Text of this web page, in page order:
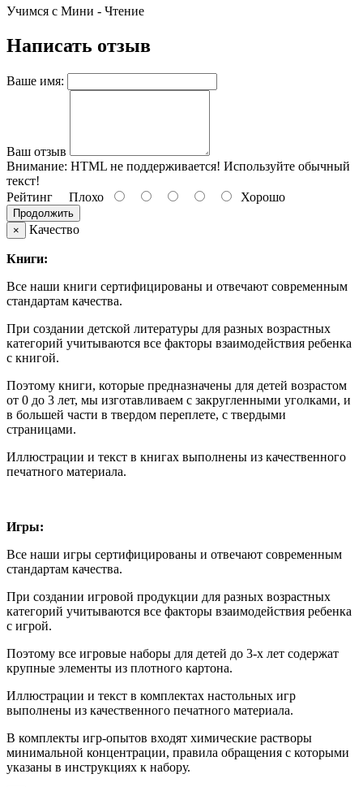
Учимся с Мини - Чтение
Написать отзыв
Ваше имя:
Ваш отзыв
Внимание: HTML не поддерживается! Используйте обычный
текст!
Рейтинг Плохо Хорошо
Продолжить
×
Качество
Книги:
Все наши книги сертифицированы и отвечают современным
стандартам качества.
При создании детской литературы для разных возрастных
категорий учитываются все факторы взаимодействия ребенка
с книгой.
Поэтому книги, которые предназначены для детей возрастом
от 0 до 3 лет, мы изготавливаем с закругленными уголками, и
в большей части в твердом переплете, с твердыми
страницами.
Иллюстрации и текст в книгах выполнены из качественного
печатного материала.
Игры:
Все наши игры сертифицированы и отвечают современным
стандартам качества.
При создании игровой продукции для разных возрастных
категорий учитываются все факторы взаимодействия ребенка
с игрой.
Поэтому все игровые наборы для детей до 3-х лет содержат
крупные элементы из плотного картона.
Иллюстрации и текст в комплектах настольных игр
выполнены из качественного печатного материала.
В комплекты игр-опытов входят химические растворы
минимальной концентрации, правила обращения с которыми
указаны в инструкциях к набору.